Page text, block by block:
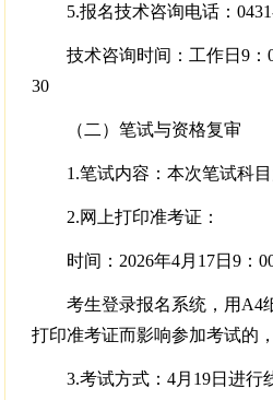
5.报名技术咨询电话：
技术咨询时间：工作日9：
30
（二）笔试与资格复审
1.笔试内容：本次笔试科
2.网上打印准考证：
时间：2026年4月17日9：
考生登录报名系统，用A4
打印准考证而影响参加考试的
3.考试方式：4月19日进行